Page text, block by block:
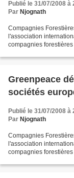
Publié le 31/07/2008 à
Par Njognath
Compagnies
l'association
compagnies
Greenpeace
sociétés
Publié le 31/07/2008 à
Par Njognath
Compagnies
l'association
compagnies